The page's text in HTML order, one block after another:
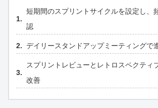
短期間のスプリントサイクルを設定し、
認
デイリースタンドアップミーティングで
スプリントレビューとレトロスペクティ
改善